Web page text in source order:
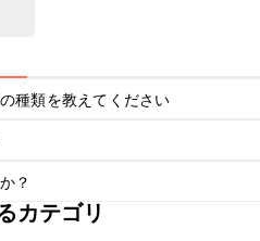
種類を教えてください
？
目安です。なるべくお早めにお召
カテゴリ